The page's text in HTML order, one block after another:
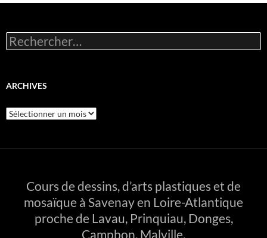
Rechercher :
ARCHIVES
Archives
Cours de dessins, d’arts plastiques et de
mosaïque à Savenay en Loire-Atlantique
proche de Lavau, Prinquiau, Donges,
Campbon, Malville.